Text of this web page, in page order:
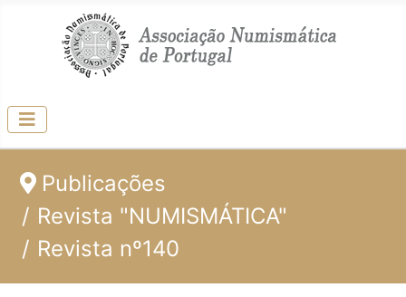
Publicações
Revista "NUMISMÁTICA"
Revista nº140